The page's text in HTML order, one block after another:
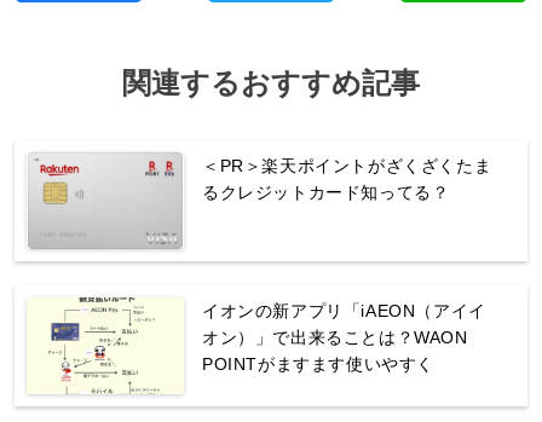
関連するおすすめ記事
＜PR＞楽天ポイントがざくざくたま
るクレジットカード知ってる？
イオンの新アプリ「iAEON（アイイ
オン）」で出来ることは？WAON
POINTがますます使いやすく